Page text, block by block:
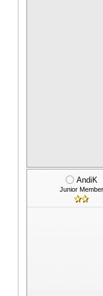
AndiK
Junior Member